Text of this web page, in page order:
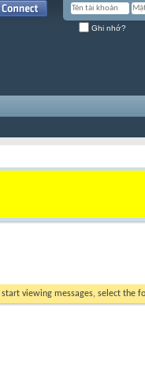
Ghi nhớ?
viewing messages, select